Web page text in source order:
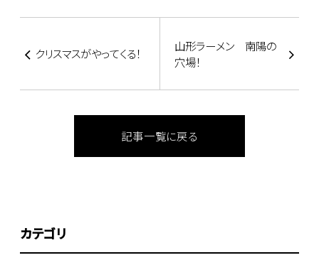
クリスマスがやってくる！
山形ラーメン 南陽の
穴場！
記事一覧に戻る
カテゴリ